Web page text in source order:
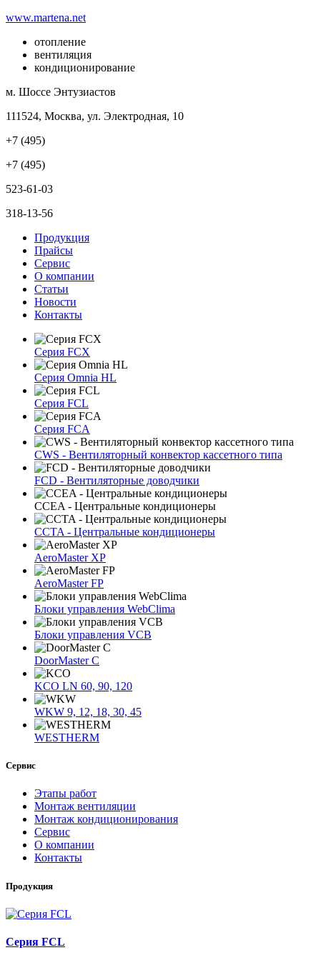
www.martena.net
отопление
вентиляция
кондиционирование
м. Шоссе Энтузиастов
111524, Москва, ул. Электродная, 10
+7 (495)
+7 (495)
523-61-03
318-13-56
Продукция
Прайсы
Сервис
О компании
Статьи
Новости
Контакты
Серия FCX
Серия Omnia HL
Серия FCL
Серия FCA
CWS - Вентиляторный конвектор кассетного типа
FCD - Вентиляторные доводчики
CCEA - Центральные кондиционеры
CCTA - Центральные кондиционеры
AeroMaster XP
AeroMaster FP
Блоки упрaвлeния WebClima
Блоки упрaвлeния VCB
DoorMaster C
KCO LN 60, 90, 120
WKW 9, 12, 18, 30, 45
WESTHERM
Сервис
Этапы работ
Монтаж вентиляции
Монтаж кондиционирования
Сервис
О компании
Контакты
Продукция
Серия FCL